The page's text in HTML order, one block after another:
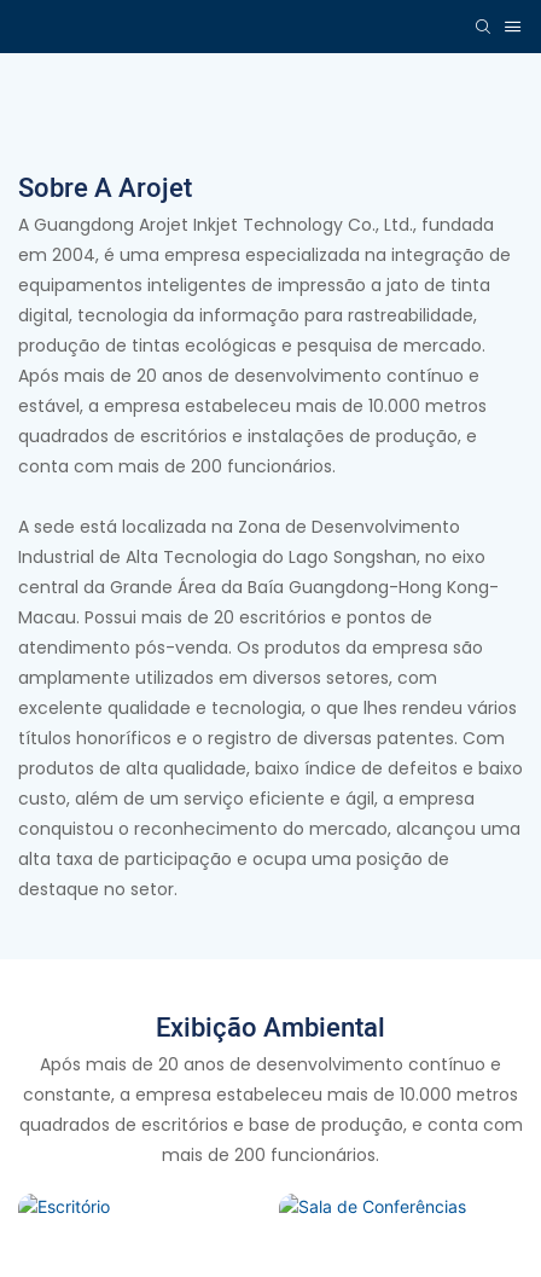
Sobre A Arojet
A Guangdong Arojet Inkjet Technology Co., Ltd., fundada
em 2004, é uma empresa especializada na integração de
equipamentos inteligentes de impressão a jato de tinta
digital, tecnologia da informação para rastreabilidade,
produção de tintas ecológicas e pesquisa de mercado.
Após mais de 20 anos de desenvolvimento contínuo e
estável, a empresa estabeleceu mais de 10.000 metros
quadrados de escritórios e instalações de produção, e
conta com mais de 200 funcionários.
A sede está localizada na Zona de Desenvolvimento
Industrial de Alta Tecnologia do Lago Songshan, no eixo
central da Grande Área da Baía Guangdong-Hong Kong-
Macau. Possui mais de 20 escritórios e pontos de
atendimento pós-venda. Os produtos da empresa são
amplamente utilizados em diversos setores, com
excelente qualidade e tecnologia, o que lhes rendeu vários
títulos honoríficos e o registro de diversas patentes. Com
produtos de alta qualidade, baixo índice de defeitos e baixo
custo, além de um serviço eficiente e ágil, a empresa
conquistou o reconhecimento do mercado, alcançou uma
alta taxa de participação e ocupa uma posição de
destaque no setor.
Exibição Ambiental
Após mais de 20 anos de desenvolvimento contínuo e
constante, a empresa estabeleceu mais de 10.000 metros
quadrados de escritórios e base de produção, e conta com
mais de 200 funcionários.